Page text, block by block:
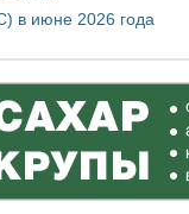
в июне 2026 года